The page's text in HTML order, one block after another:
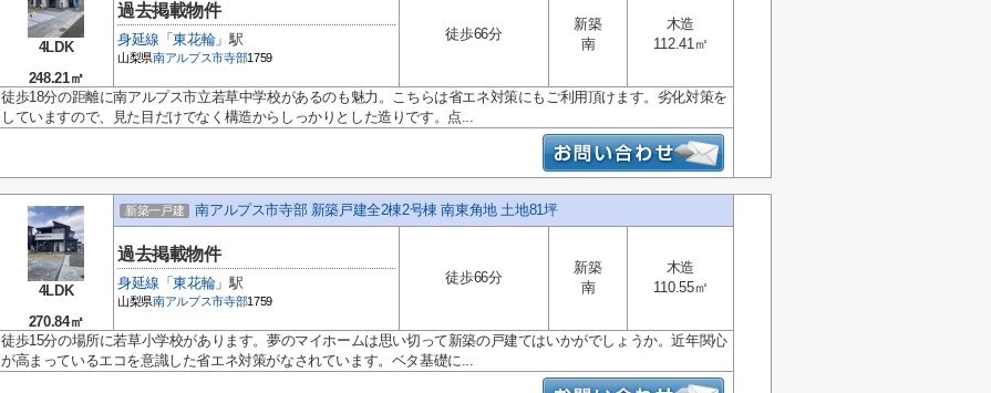
4LDK
248.21㎡
過去掲載物件
身延線 「東花輪」駅
山梨県南アルプス市寺部1759
徒歩66分
新築
南
木造
112.41㎡
徒歩18分の距離に南アルプス市立若草中学校があるのも魅力。こちらは省エネ対策にもご利用頂けます。劣化対策を
していますので、見た目だけでなく構造からしっかりとした造りです。点...
4LDK
270.84㎡
新築一戸建 南アルプス市寺部 新築戸建全2棟2号棟 南東角地 土地81坪
過去掲載物件
身延線 「東花輪」駅
山梨県南アルプス市寺部1759
徒歩66分
新築
南
木造
110.55㎡
徒歩15分の場所に若草小学校があります。夢のマイホームは思い切って新築の戸建てはいかがでしょうか。近年関心
が高まっているエコを意識した省エネ対策がなされています。ベタ基礎に...